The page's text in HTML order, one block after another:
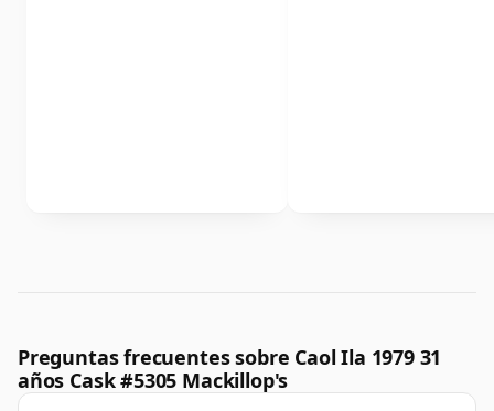
Preguntas frecuentes sobre Caol Ila 1979 31
años Cask #5305 Mackillop's